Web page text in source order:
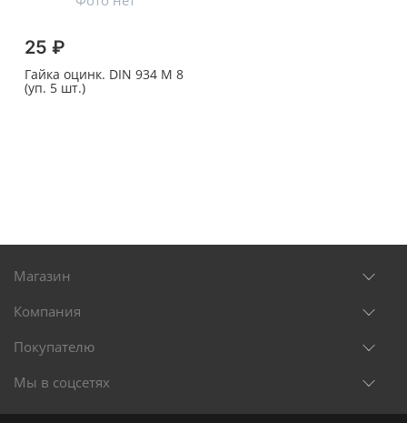
25 ₽
Гайка оцинк. DIN 934 M 8
(уп. 5 шт.)
Магазин
Компания
Покупателю
Мы в соцсетях